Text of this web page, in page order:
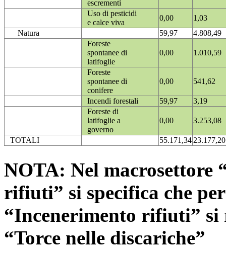
escrementi
Uso di pesticidi
e calce viva
0,00
1,03
Natura
59,97
4.808,49
Foreste
spontanee di
latifoglie
0,00 1.010,59
Foreste
spontanee di
conifere
0,00 541,62
Incendi forestali 59,97
3,19
Foreste di
latifoglie a
governo
0,00 3.253,08
TOTALI 55.171,3423.177,20
NOTA: Nel macrosettore
rifiuti” si specifica che
“Incenerimento rifiuti”
“Torce nelle discariche”